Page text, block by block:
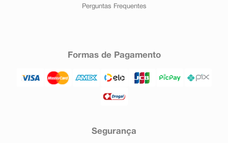
Perguntas Frequentes
Formas de Pagamento
Segurança